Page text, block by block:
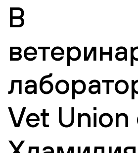
В
Vet Union